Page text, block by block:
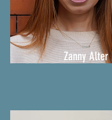
Zanny Alter